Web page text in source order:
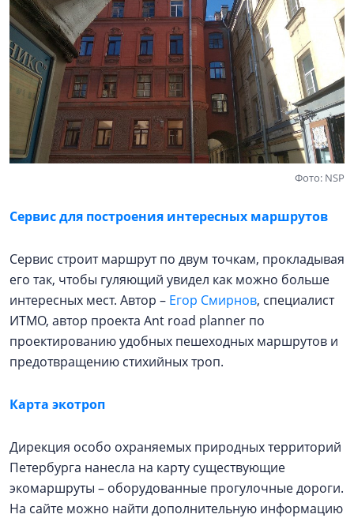
Фото: NSP
Сервис для построения интересных маршрутов
Сервис строит маршрут по двум точкам, прокладывая
его так, чтобы гуляющий увидел как можно больше
интересных мест. Автор – Егор Смирнов, специалист
ИТМО, автор проекта Ant road planner по
проектированию удобных пешеходных маршрутов и
предотвращению стихийных троп.
Карта экотроп
Дирекция особо охраняемых природных территорий
Петербурга нанесла на карту существующие
экомаршруты – оборудованные прогулочные дороги.
На сайте можно найти дополнительную информацию